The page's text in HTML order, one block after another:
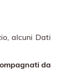
alcuni Dati
da